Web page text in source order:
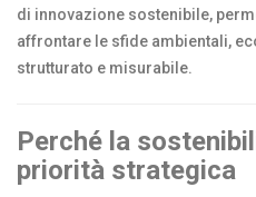
di innovazione sostenibile,
affrontare le sfide ambientali,
strutturato e misurabile.
Perché la
priorità strategica